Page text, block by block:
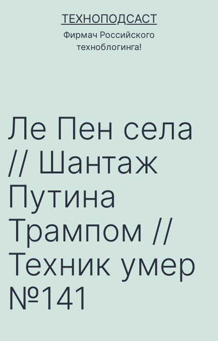
ТЕХНОПОДСАСТ
Фирмач Российского
техноблогинга!
Ле Пен села
// Шантаж
Путина
Трампом //
Техник умер
№141